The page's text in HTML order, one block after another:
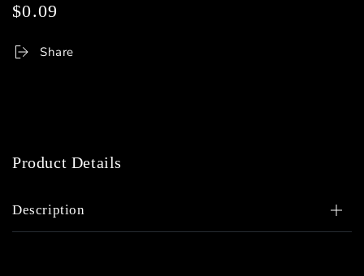
Regular
$0.09
Share
Product Details
Description